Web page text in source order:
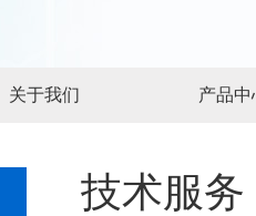
关于我们 产品中
技术服务